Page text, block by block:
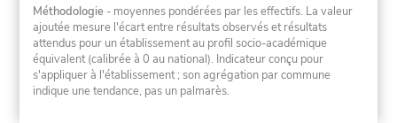
Méthodologie - moyennes pondérées par les effectifs. La valeur
ajoutée mesure l'écart entre résultats observés et résultats
attendus pour un établissement au profil socio-académique
équivalent (calibrée à 0 au national). Indicateur conçu pour
s'appliquer à l'établissement ; son agrégation par commune
indique une tendance, pas un palmarès.